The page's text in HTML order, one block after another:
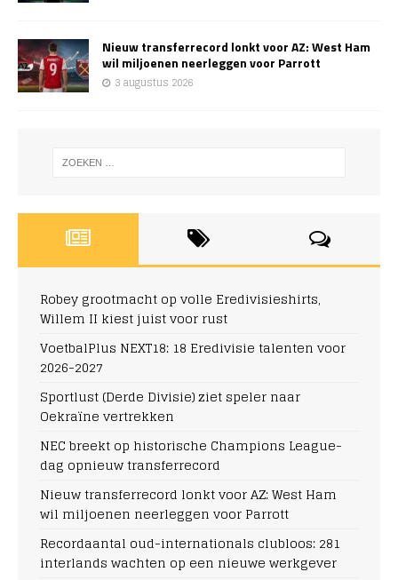
Nieuw transferrecord lonkt voor AZ: West Ham
wil miljoenen neerleggen voor Parrott
3 augustus 2026
Robey grootmacht op volle Eredivisieshirts,
Willem II kiest juist voor rust
VoetbalPlus NEXT18: 18 Eredivisie talenten voor
2026-2027
Sportlust (Derde Divisie) ziet speler naar
Oekraïne vertrekken
NEC breekt op historische Champions League-
dag opnieuw transferrecord
Nieuw transferrecord lonkt voor AZ: West Ham
wil miljoenen neerleggen voor Parrott
Recordaantal oud-internationals clubloos: 281
interlands wachten op een nieuwe werkgever